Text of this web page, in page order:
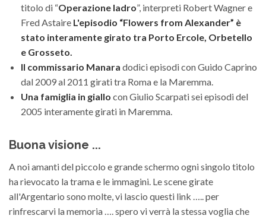
titolo di “Operazione ladro”, interpreti Robert Wagner e
Fred Astaire L'episodio “Flowers from Alexander” è
stato interamente girato tra Porto Ercole, Orbetello
e Grosseto.
Il commissario Manara dodici episodi con Guido Caprino
dal 2009 al 2011 girati tra Roma e la Maremma.
Una famiglia in giallo con Giulio Scarpati sei episodi del
2005 interamente girati in Maremma.
Buona visione ...
A noi amanti del piccolo e grande schermo ogni singolo titolo
ha rievocato la trama e le immagini. Le scene girate
all'Argentario sono molte, vi lascio questi link ….. per
rinfrescarvi la memoria …. spero vi verrà la stessa voglia che